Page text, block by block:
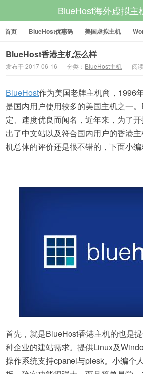
BlueHost海外虚拟主
首页 BlueHost优惠码 美国虚拟主机
美国VPS 美国服务器
BlueHost香港主机怎么样
发布于 2017-06-16 分类： BlueHost主机 阅
BlueHost作为美国老牌主机商，1996
是国内用户使用较多的美国主机之一
定、速度优良而闻名，近年来，为了
出了中文站以及符合国内用户的香港主
机总体的评价还是很不错的，下面小编
首先，就是BlueHost香港主机的也是
种企业的建站需求。提供Linux及
操作系统支持cpanel与plesk。小编个